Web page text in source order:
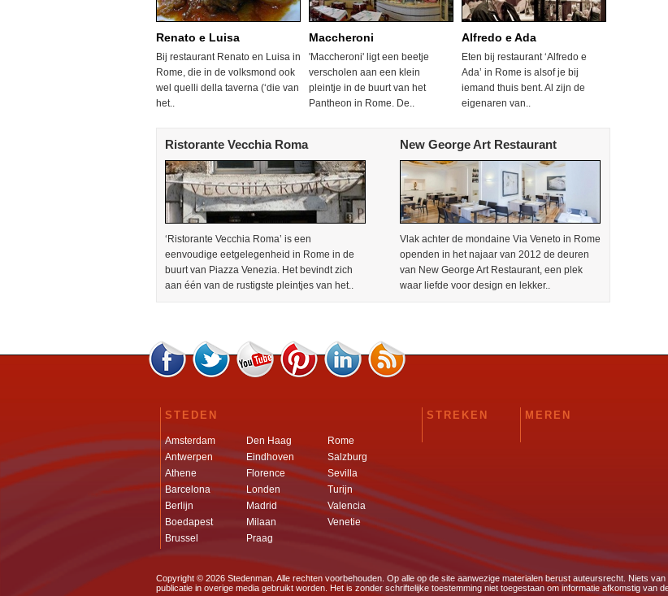
Renato e Luisa
Bij restaurant Renato en Luisa in
Rome, die in de volksmond ook
wel quelli della taverna (‘die van
het..
Maccheroni
'Maccheroni' ligt een beetje
verscholen aan een klein
pleintje in de buurt van het
Pantheon in Rome. De..
Alfredo e Ada
Eten bij restaurant ‘Alfredo e
Ada’ in Rome is alsof je bij
iemand thuis bent. Al zijn de
eigenaren van..
Ristorante Vecchia Roma
‘Ristorante Vecchia Roma’ is een
eenvoudige eetgelegenheid in Rome in de
buurt van Piazza Venezia. Het bevindt zich
aan één van de rustigste pleintjes van het..
New George Art Restaurant
Vlak achter de mondaine Via Veneto in Rome
openden in het najaar van 2012 de deuren
van New George Art Restaurant, een plek
waar liefde voor design en lekker..
STEDEN
Amsterdam
Antwerpen
Athene
Barcelona
Berlijn
Boedapest
Brussel
Den Haag
Eindhoven
Florence
Londen
Madrid
Milaan
Praag
Rome
Salzburg
Sevilla
Turijn
Valencia
Venetie
STREKEN MEREN
Copyright © 2026 Stedenman . Alle rechten voorbehouden. Op alle op de site aanwezige materialen berust auteursrecht. Niets
publicatie in overige media gebruikt worden. Het is zonder schriftelijke toestemming niet toegestaan om informatie afkomstig van